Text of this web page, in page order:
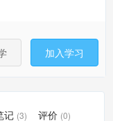
加入学习
记 (3) 评价 (0)